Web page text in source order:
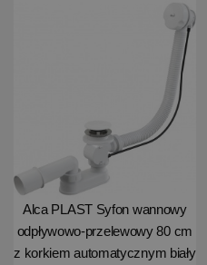
Alca PLAST Syfon wannowy
odpływowo-przelewowy 80 cm
z korkiem automatycznym biały